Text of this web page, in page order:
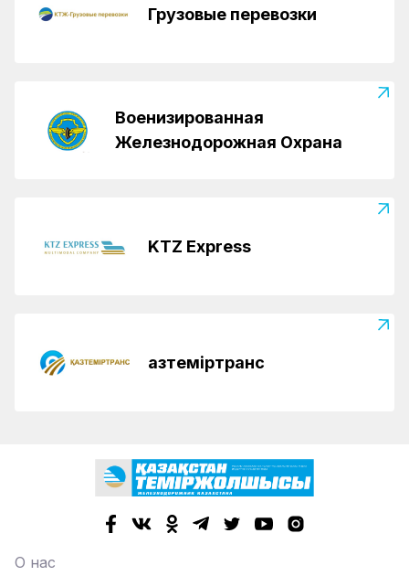
Грузовые перевозки
Военизированная
Железнодорожная Охрана
KTZ Express
Қазтеміртранс
О нас